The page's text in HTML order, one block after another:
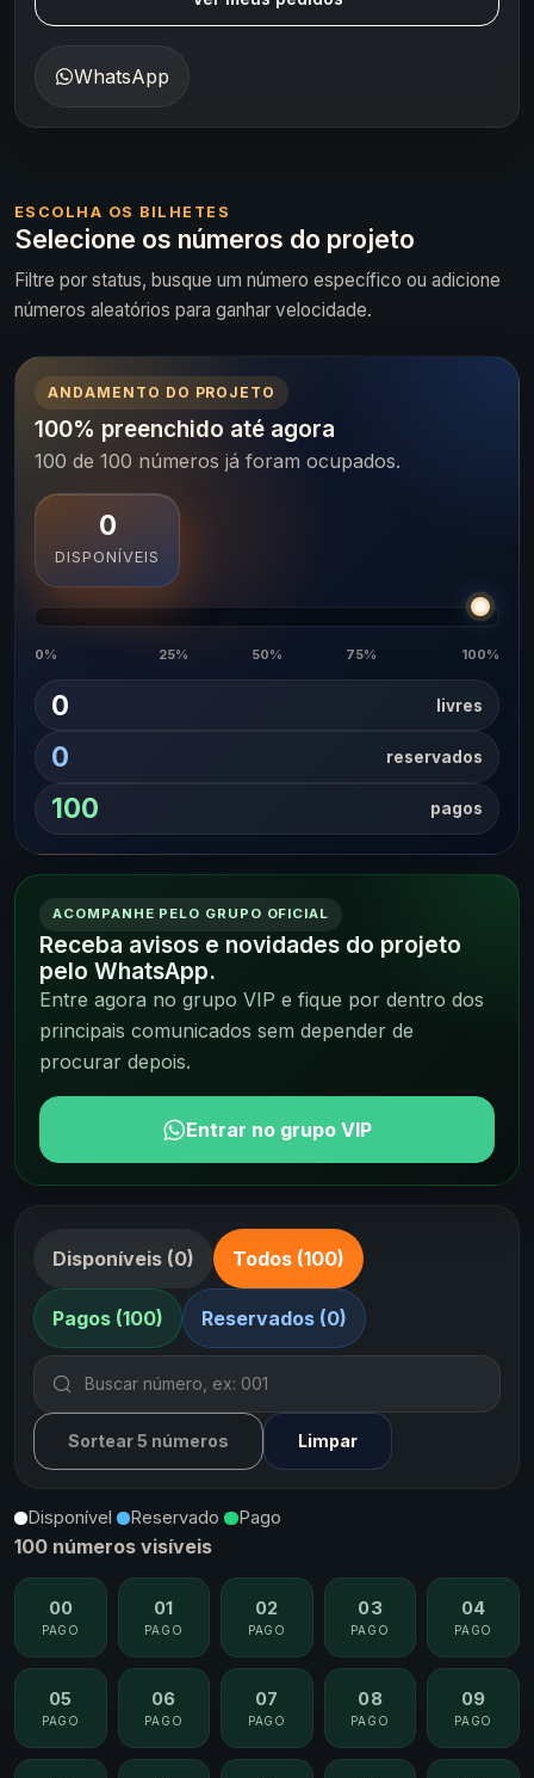
WhatsApp
ESCOLHA OS BILHETES
Selecione os números do projeto
Filtre por status, busque um número específico ou adicione
números aleatórios para ganhar velocidade.
ANDAMENTO DO PROJETO
100% preenchido até agora
100 de 100 números já foram ocupados.
0
DISPONÍVEIS
0% 25% 50% 75% 100%
0 livres
0 reservados
100 pagos
ACOMPANHE PELO GRUPO OFICIAL
Receba avisos e novidades do projeto
pelo WhatsApp.
Entre agora no grupo VIP e fique por dentro dos
principais comunicados sem depender de
procurar depois.
Entrar no grupo VIP
Disponíveis (0) Todos (100)
Pagos (100) Reservados (0)
Sortear 5 números Limpar
Disponível Reservado Pago
100 números visíveis
00
PAGO
01
PAGO
02
PAGO
03
PAGO
04
PAGO
05
PAGO
06
PAGO
07
PAGO
08
PAGO
09
PAGO